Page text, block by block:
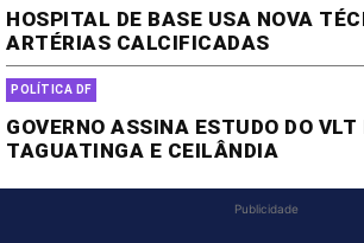
HOSPITAL DE BASE USA NOVA
ARTÉRIAS CALCIFICADAS
POLÍTICA DF
GOVERNO ASSINA ESTUDO DO VLT
TAGUATINGA E CEILÂNDIA
Publicidade